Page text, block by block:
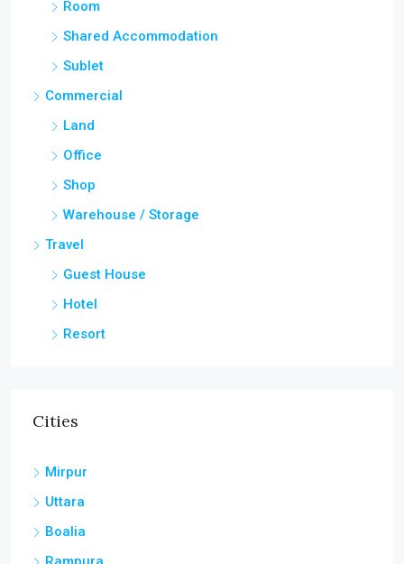
Room
Shared Accommodation
Sublet
Commercial
Land
Office
Shop
Warehouse / Storage
Travel
Guest House
Hotel
Resort
Cities
Mirpur
Uttara
Boalia